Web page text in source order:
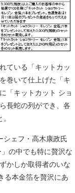
ている「キットカッ
巻いて仕上げた「キ
「キットカット ショ
長蛇の列ができ、各
ェフ・高木康政氏
の中でも特に贅沢な
かしか取得者のいな
る本金箔を贅沢にあ